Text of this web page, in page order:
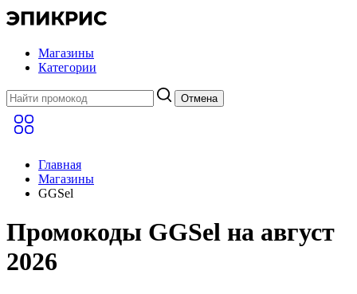
Магазины
Категории
Отмена
Главная
Магазины
GGSel
Промокоды GGSel на август
2026